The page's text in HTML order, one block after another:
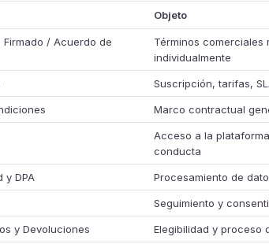
Objeto
Firmado / Acuerdo de
Términos comerciales
individualmente
Suscripción, tarifas,
Marco contractual
Acceso a la
conducta
y DPA Procesamiento de
Seguimiento y
y Devoluciones Elegibilidad y proceso